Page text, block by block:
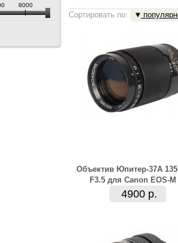
8000
Сортировать по:
Объектив Юпитер-37А
F3.5 для Canon EOS-M
4900 р.